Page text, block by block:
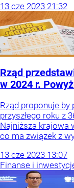
13 cze 2023 21:32
Rząd
w 2024 r.
Rząd proponuje by
przyszłego roku z
Najniższa krajowa
co ma związek z
13 cze 2023 13:07
Finanse i